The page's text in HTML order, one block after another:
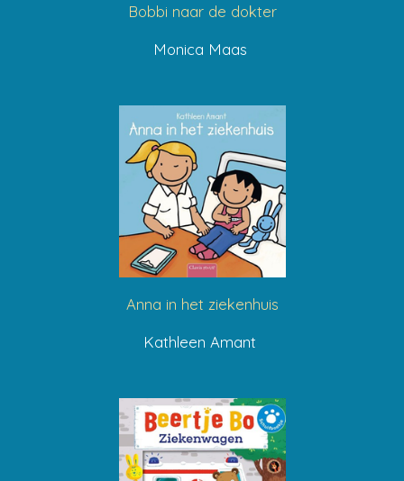
Bobbi naar de dokter
Monica Maas
Anna in het ziekenhuis
Kathleen Amant